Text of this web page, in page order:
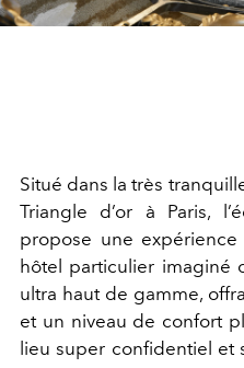
Situé dans la très
Triangle d’or à Paris,
propose une
hôtel particulier imaginé
ultra haut de gamme,
et un niveau de confort
lieu super confidentiel et